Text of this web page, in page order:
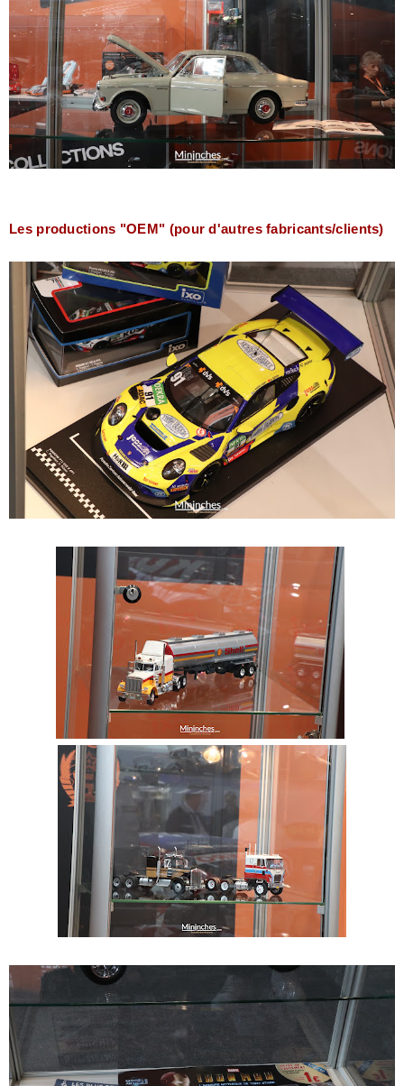
Les productions "OEM" (pour d'autres fabricants/clients)